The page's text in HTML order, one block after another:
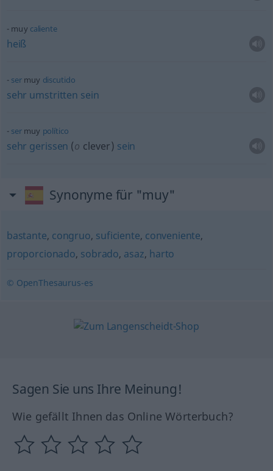
muy caliente
heiß
sermuy discutido
sehr umstritten sein
sermuy político
sehr gerissen (o clever) sein
Synonyme für "muy"
bastante, congruo, suficiente, conveniente,
proporcionado, sobrado, asaz, harto
© OpenThesaurus-es
Sagen Sie uns Ihre Meinung!
Wie gefällt Ihnen das Online Wörterbuch?